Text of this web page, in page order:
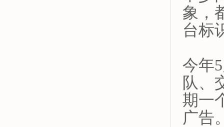
象，
台标
今年
队、
期一
广告